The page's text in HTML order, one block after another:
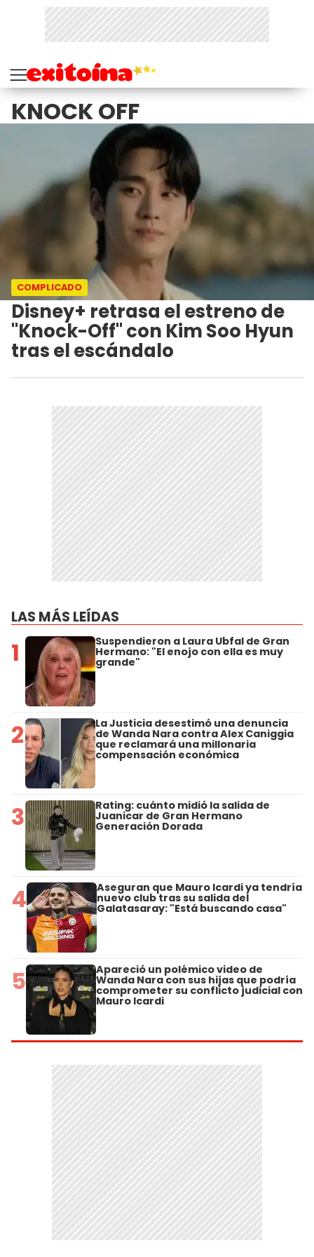
KNOCK OFF
COMPLICADO
Disney+ retrasa el estreno de
"Knock-Off" con Kim Soo Hyun
tras el escándalo
LAS MÁS LEÍDAS
1 Suspendieron a Laura Ubfal de Gran
Hermano: "El enojo con ella es muy
grande"
2 La Justicia desestimó una denuncia
de Wanda Nara contra Alex Caniggia
que reclamará una millonaria
compensación económica
3 Rating: cuánto midió la salida de
Juanicar de Gran Hermano
Generación Dorada
4 Aseguran que Mauro Icardi ya tendría
nuevo club tras su salida del
Galatasaray: "Está buscando casa"
5 Apareció un polémico video de
Wanda Nara con sus hijas que podría
comprometer su conflicto judicial con
Mauro Icardi